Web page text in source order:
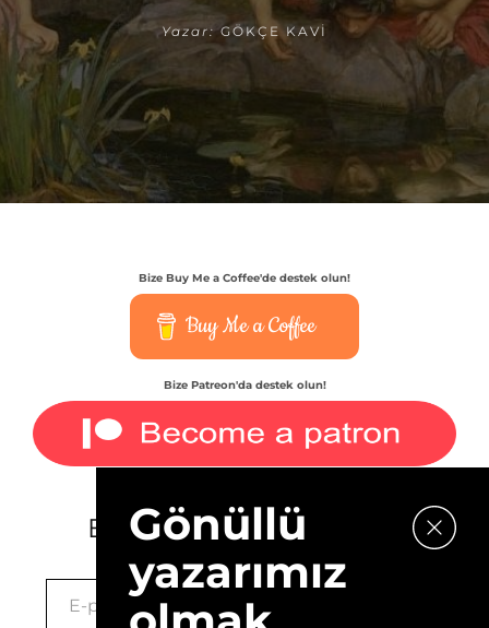
Yazar: GÖKÇE KAVI
Bize Buy Me a Coffee'de destek olun!
Buy Me a Coffee
Bize Patreon'da destek olun!
E-bültenimize kaydolun.
Gönüllü
yazarımız